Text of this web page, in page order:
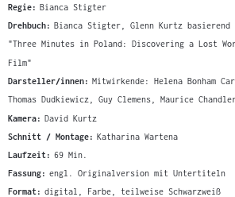
Regie: Bianca Stigter
Drehbuch: Bianca Stigter, Glenn Kurtz basierend
"Three Minutes in Poland: Discovering a Lost
Film"
Darsteller/innen: Mitwirkende: Helena Bonham
Thomas Dudkiewicz, Guy Clemens, Maurice
Kamera: David Kurtz
Schnitt / Montage: Katharina Wartena
Laufzeit: 69 Min.
Fassung: engl. Originalversion mit Untertiteln
Format: digital, Farbe, teilweise Schwarzweiß